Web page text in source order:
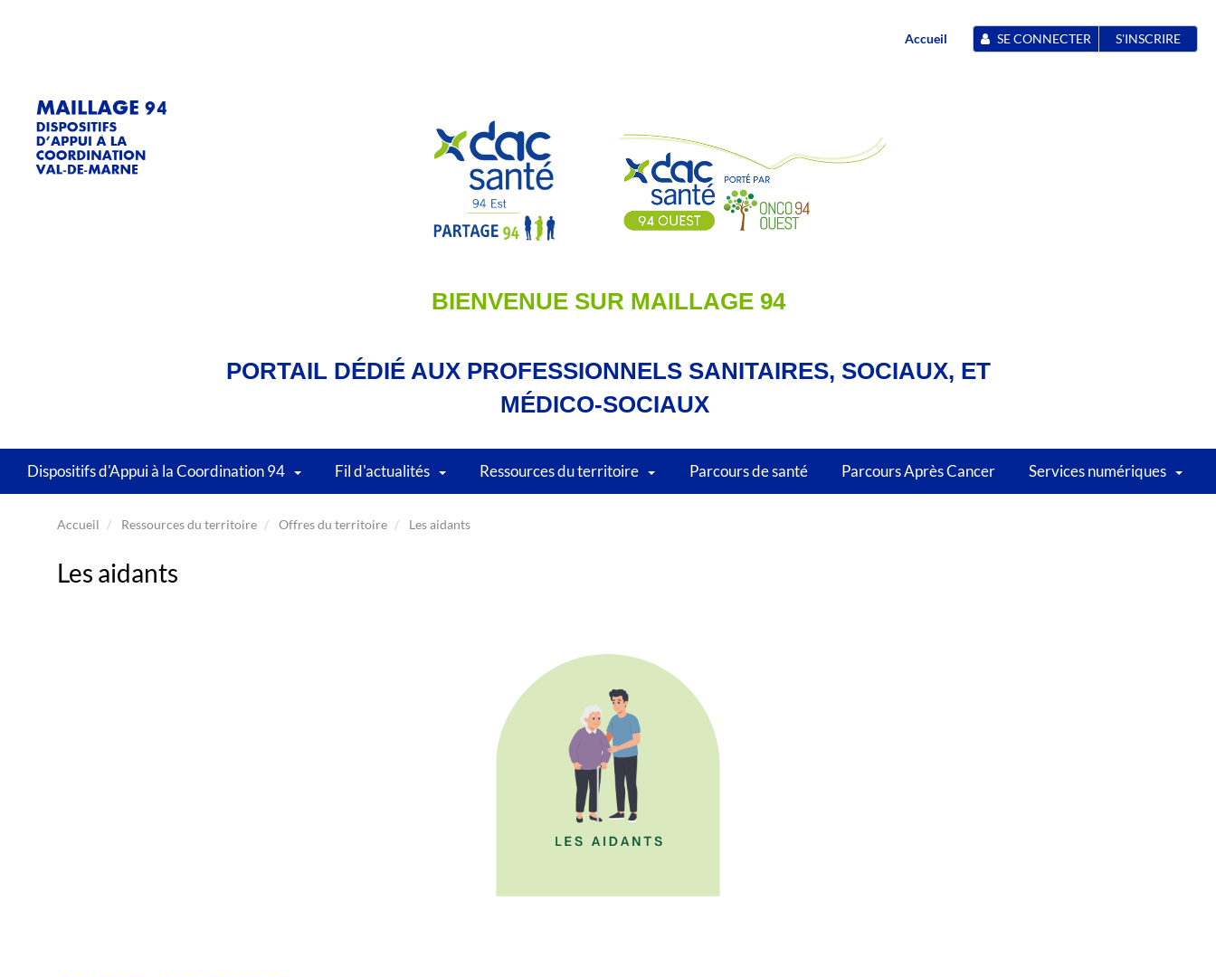
Accueil SE CONNECTER S'INSCRIRE
BIENVENUE SUR MAILLAGE 94
PORTAIL DÉDIÉ AUX PROFESSIONNELS SANITAIRES, SOCIAUX, ET
MÉDICO-SOCIAUX
Dispositifs d'Appui à la Coordination 94 Fil d'actualités Ressources du territoire Parcours de santé Parcours Après Cancer Services numériques
Accueil Ressources du territoire Offres du territoire Les aidants
Les aidants